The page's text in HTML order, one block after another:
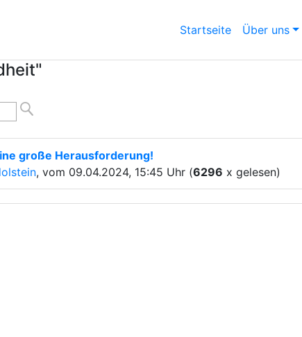
Startseite Über uns
große Herausforderung!
, vom 09.04.2024, 15:45 Uhr (6296 x gelesen)